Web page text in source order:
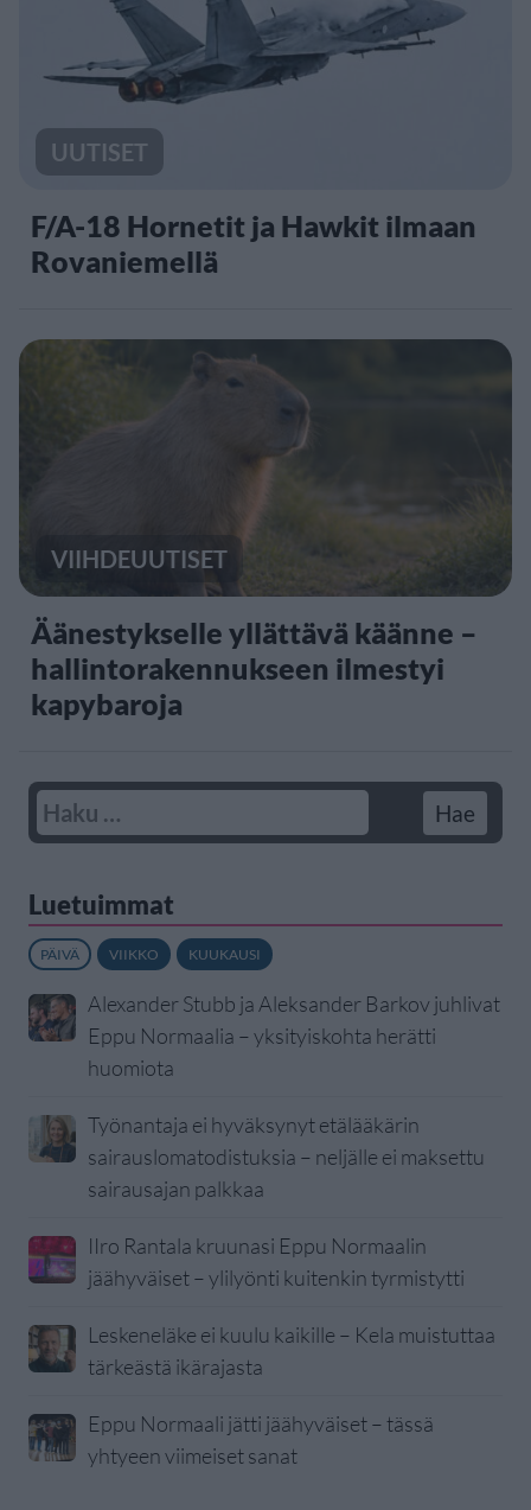
UUTISET
F/A-18 Hornetit ja Hawkit ilmaan
Rovaniemellä
VIIHDEUUTISET
Äänestykselle yllättävä käänne –
hallintorakennukseen ilmestyi
kapybaroja
Luetuimmat
PÄIVÄ VIIKKO KUUKAUSI
Alexander Stubb ja Aleksander Barkov juhlivat
Eppu Normaalia – yksityiskohta herätti
huomiota
Työnantaja ei hyväksynyt etälääkärin
sairauslomatodistuksia – neljälle ei maksettu
sairausajan palkkaa
IIro Rantala kruunasi Eppu Normaalin
jäähyväiset – ylilyönti kuitenkin tyrmistytti
Leskeneläke ei kuulu kaikille – Kela muistuttaa
tärkeästä ikärajasta
Eppu Normaali jätti jäähyväiset – tässä
yhtyeen viimeiset sanat